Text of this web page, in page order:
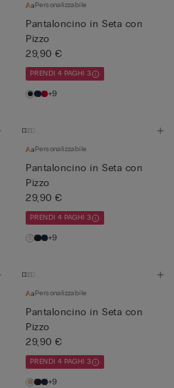
Personalizzabile
Pantaloncino in Seta con
Pizzo
29,90 €
PRENDI 4 PAGHI 3
+9
Personalizzabile
Pantaloncino in Seta con
Pizzo
29,90 €
PRENDI 4 PAGHI 3
+9
Personalizzabile
Pantaloncino in Seta con
Pizzo
29,90 €
PRENDI 4 PAGHI 3
+9